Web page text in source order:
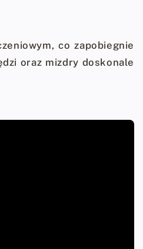
co zapobiegnie
oraz mizdry doskonale